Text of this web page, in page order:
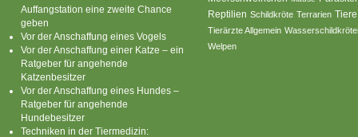
Auffangstation eine zweite Chance
geben
Vor der Anschaffung eines Vogels
Vor der Anschaffung einer Katze – ein
Ratgeber für angehende
Katzenbesitzer
Vor der Anschaffung eines Hundes –
Ratgeber für angehende
Hundebesitzer
Techniken in der Tiermedizin:
Reptilien Schildkröte Terrarien Tiere
Tierärzte Allgemein
Welpen